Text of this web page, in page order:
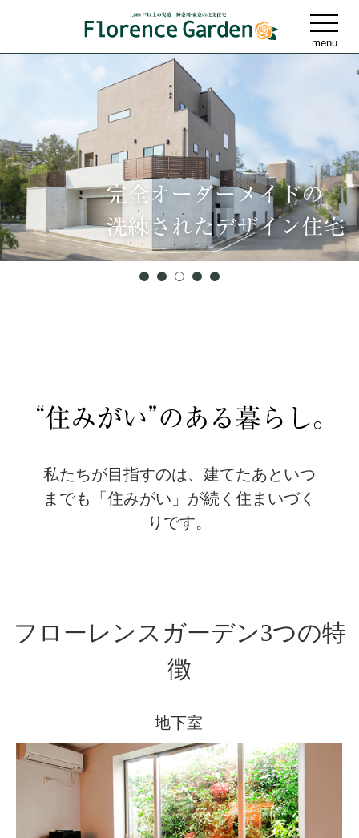
私たちが目指すのは、建てたあといつ
までも「住みがい」が続く住まいづく
りです。
フローレンスガーデン3つの特
徴
地下室